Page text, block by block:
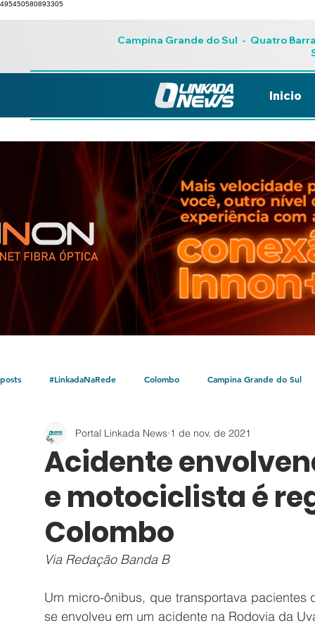
495450580893305
Campina Grande do Sul - Quatro
Inicio
#LinkadaNaRede Colombo Campina Grande do Sul
Policial Bocaiúva do Sul Litoral
Acidente
e motociclista é
Colombo
Portal Linkada News 1 de nov. de 2021
Via Redação Banda B
Um micro-ônibus, que transportava
se envolveu em um acidente na Rodovia da